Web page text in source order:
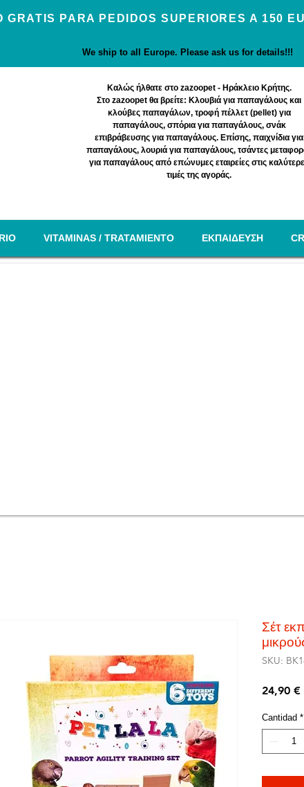
GRATIS PARA PEDIDOS SUPERIORES A 150
We ship to all Europe. Please ask us for details!!!
Καλώς ήλθατε στο zazoopet - Ηράκλειο Κρήτης.
Στο zazoopet θα βρείτε: Κλουβιά για παπαγάλους και
κλούβες παπαγάλων, τροφή πέλλετ (pellet) για
παπαγάλους, σπόρια για παπαγάλους, σνάκ
επιβράβευσης για παπαγάλους. Επίσης, παιχνίδια για
παπαγάλους, λουριά για παπαγάλους, τσάντες
για παπαγάλους από επώνυμες εταιρείες στις
τιμές της αγοράς.
VITAMINAS / TRATAMIENTO EΚΠΑΙΔΕΥΣΗ
Σέτ
SKU:
24,90 €
Cantidad *